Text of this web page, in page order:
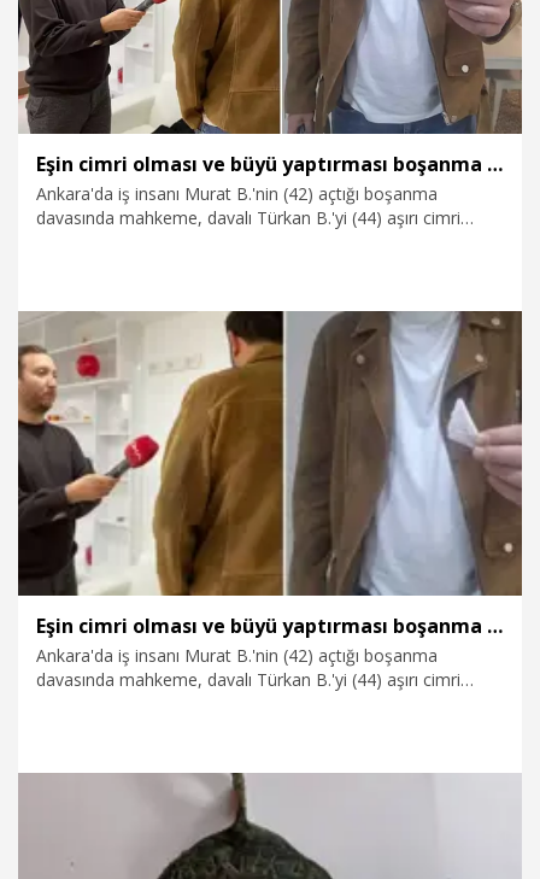
Eşin cimri olması ve büyü yaptırması boşanma nedeni sayıldı
Ankara'da iş insanı Murat B.'nin (42) açtığı boşanma
davasında mahkeme, davalı Türkan B.'yi (44) aşırı cimri
uyguladığı ve büyü yaptırarak evliliği çekilmez hale
soktuğuna dikkat çekerek kararı onadı.
15.11.2024
Eşin cimri olması ve büyü yaptırması boşanma nedeni sayıldı
Ankara'da iş insanı Murat B.'nin (42) açtığı boşanma
davasında mahkeme, davalı Türkan B.'yi (44) aşırı cimri
uyguladığı ve büyü yaptırarak evliliği çekilmez hale
soktuğuna dikkat çekerek kararı onadı.
15.11.2024 Gündem